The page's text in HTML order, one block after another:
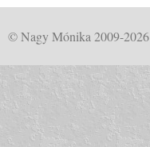
© Nagy Mónika 2009-2026